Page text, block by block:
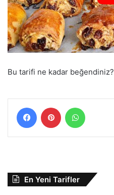
Bu tarifi ne kadar beğendiniz?
FacebookPinterest
En Yeni Tarifler